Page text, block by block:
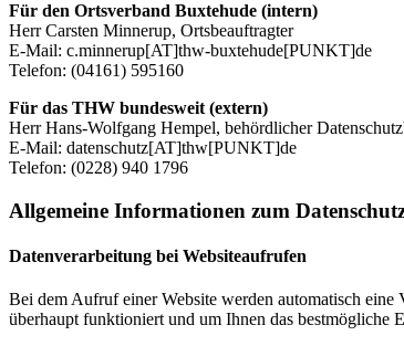
Für den Ortsverband Buxtehude (intern)
Herr Carsten Minnerup, Ortsbeauftragter
E-Mail: c.minnerup[AT]thw-buxtehude[PUNKT]de
Telefon: (04161) 595160
Für das THW bundesweit (extern)
Herr Hans-Wolfgang Hempel, behördlicher
E-Mail: datenschutz[AT]thw[PUNKT]de
Telefon: (0228) 940 1796
Allgemeine Informationen zum
Datenverarbeitung bei Websiteaufrufen
Bei dem Aufruf einer Website werden automatisch eine
überhaupt funktioniert und um Ihnen das bestmögliche